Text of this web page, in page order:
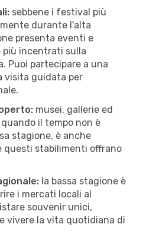
sebbene i festival più
durante l'alta
presenta eventi e
più incentrati sulla
Puoi partecipare a una
visita guidata per
musei, gallerie ed
il tempo non è
stagione, è anche
questi stabilimenti offrano
la bassa stagione è
i mercati locali al
souvenir unici,
vivere la vita quotidiana di